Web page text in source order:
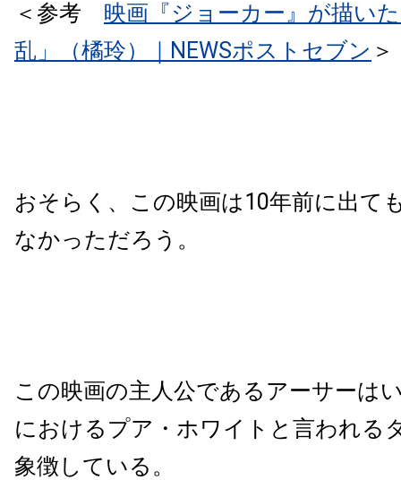
＜参考 映画『ジョーカー』が描い
乱」（橘玲）｜NEWSポストセブン ＞
おそらく、この映画は10年前に出て
なかっただろう。
この映画の主人公であるアーサーは
におけるプア・ホワイトと言われる
象徴している。